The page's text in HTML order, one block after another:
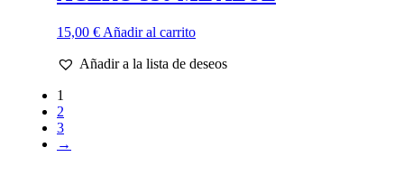
15,00 € Añadir al carrito
Añadir a la lista de deseos
1
2
3
→